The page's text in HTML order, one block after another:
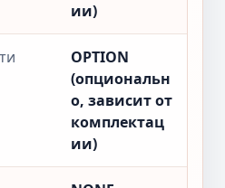
ии)
OPTION
(опциональн
о, зависит от
комплектац
ии)